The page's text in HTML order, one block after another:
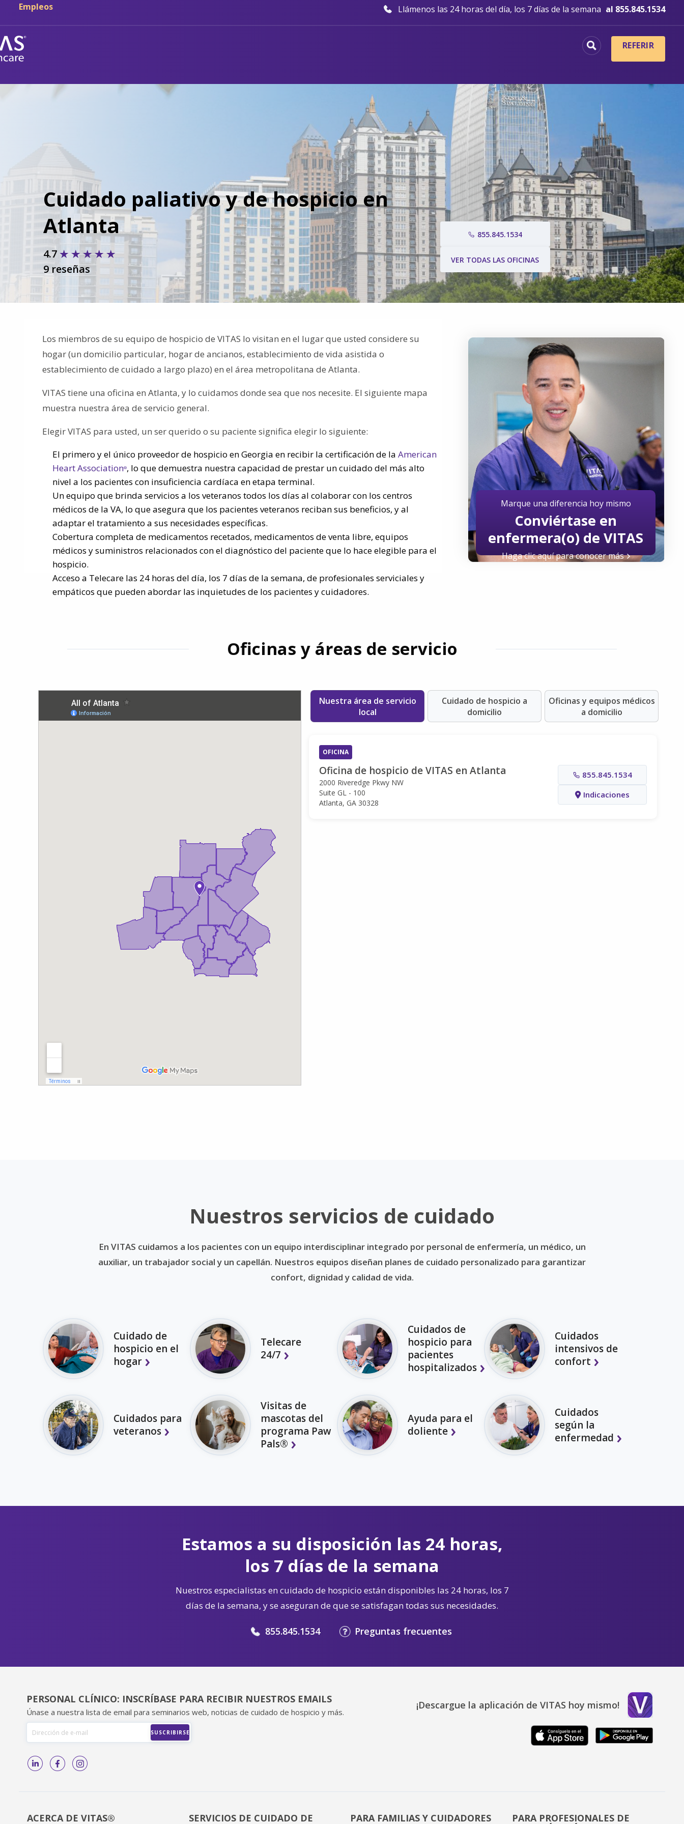
Empleos Llámenos las 24 horas del día, los 7 días de la semana al 855.845.1534
REFERIR
Cuidado paliativo y de hospicio en
Atlanta
4.7
9 reseñas
855.845.1534
VER TODAS LAS OFICINAS
Los miembros de su equipo de hospicio de VITAS lo visitan en el lugar que usted considere su
hogar (un domicilio particular, hogar de ancianos, establecimiento de vida asistida o
establecimiento de cuidado a largo plazo) en el área metropolitana de Atlanta.
VITAS tiene una oficina en Atlanta, y lo cuidamos donde sea que nos necesite. El siguiente mapa
muestra nuestra área de servicio general.
Elegir VITAS para usted, un ser querido o su paciente significa elegir lo siguiente:
El primero y el único proveedor de hospicio en Georgia en recibir la certificación de la American
Heart Association®, lo que demuestra nuestra capacidad de prestar un cuidado del más alto
nivel a los pacientes con insuficiencia cardíaca en etapa terminal.­
Un equipo que brinda servicios a los veteranos todos los días al colaborar con los centros
médicos de la VA, lo que asegura que los pacientes veteranos reciban sus beneficios, y al
adaptar el tratamiento a sus necesidades específicas.
Cobertura completa de medicamentos recetados, medicamentos de venta libre, equipos
médicos y suministros relacionados con el diagnóstico del paciente que lo hace elegible para el
hospicio.
Acceso a Telecare las 24 horas del día, los 7 días de la semana, de profesionales serviciales y
empáticos que pueden abordar las inquietudes de los pacientes y cuidadores.
Marque una diferencia hoy mismo
Conviértase en
enfermera(o) de VITAS
Haga clic aquí para conocer más
Oficinas y áreas de servicio
Nuestra área de servicio
local
Cuidado de hospicio a
domicilio
Oficinas y equipos médicos
a domicilio
OFICINA
Oficina de hospicio de VITAS en Atlanta
2000 Riveredge Pkwy NW
Suite GL - 100
Atlanta, GA 30328
855.845.1534
Indicaciones
Nuestros servicios de cuidado
En VITAS cuidamos a los pacientes con un equipo interdisciplinar integrado por personal de enfermería, un médico, un
auxiliar, un trabajador social y un capellán. Nuestros equipos diseñan planes de cuidado personalizado para garantizar
confort, dignidad y calidad de vida.
Cuidado de
hospicio en el
hogar
Telecare
24/7
Cuidados de
hospicio para
pacientes
hospitalizados
Cuidados
intensivos de
confort
Cuidados para
veteranos
Visitas de
mascotas del
programa Paw
Pals®
Ayuda para el
doliente
Cuidados
según la
enfermedad
Estamos a su disposición las 24 horas,
los 7 días de la semana
Nuestros especialistas en cuidado de hospicio están disponibles las 24 horas, los 7
días de la semana, y se aseguran de que se satisfagan todas sus necesidades.
855.845.1534 Preguntas frecuentes
PERSONAL CLÍNICO: INSCRÍBASE PARA RECIBIR NUESTROS EMAILS
Únase a nuestra lista de email para seminarios web, noticias de cuidado de hospicio y más.
¡Descargue la aplicación de VITAS hoy mismo!
ACERCA DE VITAS®
SERVICIOS DE CUIDADO DE
PARA FAMILIAS Y CUIDADORES
PARA PROFESIONALES DE